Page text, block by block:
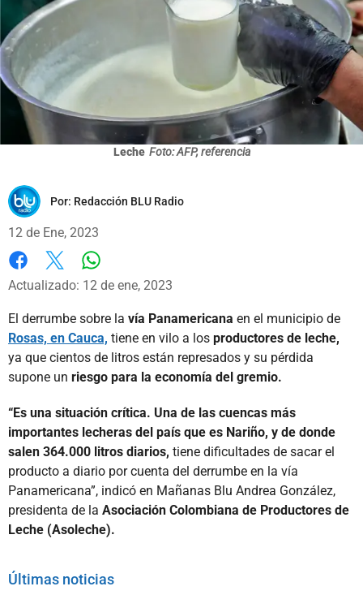
Leche Foto: AFP, referencia
Por: Redacción BLU Radio
12 de Ene, 2023
Facebook
X
Actualizado: 12 de ene, 2023
El derrumbe sobre la vía Panamericana en el municipio de
Rosas, en Cauca, tiene en vilo a los productores de leche,
ya que cientos de litros están represados y su pérdida
supone un riesgo para la economía del gremio.
“Es una situación crítica. Una de las cuencas más
importantes lecheras del país que es Nariño, y de donde
salen 364.000 litros diarios, tiene dificultades de sacar el
producto a diario por cuenta del derrumbe en la vía
Panamericana”, indicó en Mañanas Blu Andrea González,
presidenta de la Asociación Colombiana de Productores de
Leche (Asoleche).
Últimas noticias